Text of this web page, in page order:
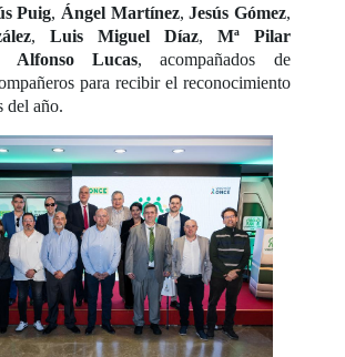
Puig, Ángel Martínez,Jesús Gómez,
, Luis Miguel Díaz, Mª Pilar
Alfonso Lucas, acompañados de
para recibir el reconocimiento
del año.